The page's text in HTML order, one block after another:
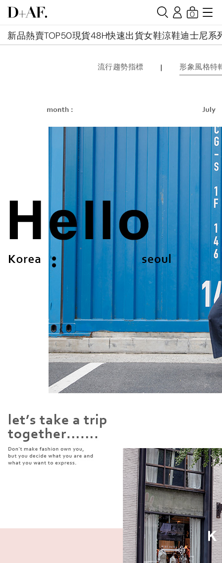
新品熱賣TOP50現貨48H快速出貨女鞋涼鞋迪士尼系
0
流行趨勢指標 | 形象風格特